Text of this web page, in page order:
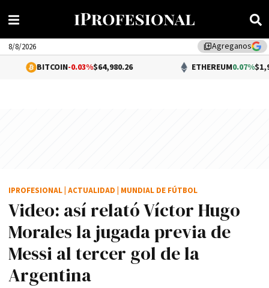
library_addAgreganos
8/8/2026
-0.03%$64,980.26 ETHEREUM0.07%$1,916.66
Video: así relató Víctor Hugo
Morales la jugada previa de
Messi al tercer gol de la
Argentina
IPROFESIONAL ACTUALIDAD MUNDIAL DE FÚTBOL